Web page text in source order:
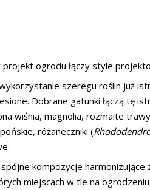
ogrodu łączy style
szeregu roślin już
Dobrane gatunki łączą tę
wiśnia, magnolia, rozmaite
różaneczniki (
kompozycje
miejscach w tle na